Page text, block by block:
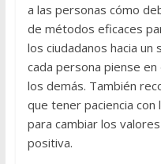
a las personas cómo
de métodos eficaces
los ciudadanos hacia
cada persona piense
los demás. También
que tener paciencia
para cambiar los
positiva.